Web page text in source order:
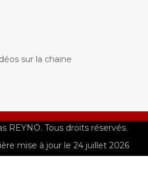
sur la chaine
REYNO. Tous droits réservés.
mise à jour le 24 juillet 2026